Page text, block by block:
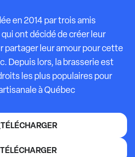
en 2014 par trois amis
ont décidé de créer leur
partager leur amour pour cette
Depuis lors, la brasserie est
les plus populaires pour
à Québec
TÉLÉCHARGER
TÉLÉCHARGER